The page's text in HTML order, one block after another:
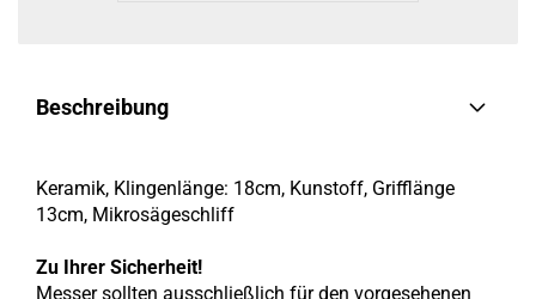
Beschreibung
Keramik, Klingenlänge: 18cm, Kunstoff, Grifflänge
13cm, Mikrosägeschliff
Zu Ihrer Sicherheit!
Messer sollten ausschließlich für den vorgesehenen